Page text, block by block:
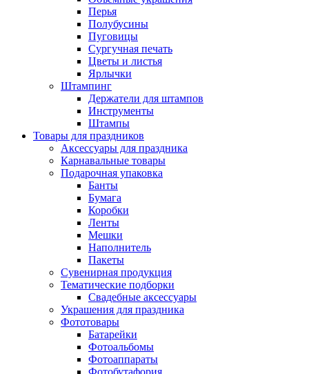
Перья
Полубусины
Пуговицы
Сургучная печать
Цветы и листья
Ярлычки
Штампинг
Держатели для штампов
Инструменты
Штампы
Товары для праздников
Аксессуары для праздника
Карнавальные товары
Подарочная упаковка
Банты
Бумага
Коробки
Ленты
Мешки
Наполнитель
Пакеты
Сувенирная продукция
Тематические подборки
Свадебные аксессуары
Украшения для праздника
Фототовары
Батарейки
Фотоальбомы
Фотоаппараты
Фотобутафория